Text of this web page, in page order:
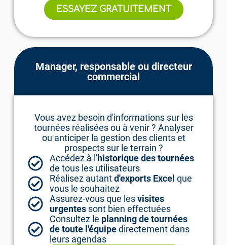
ESSAYEZ GRATUITEMENT
Manager, responsable ou directeur
commercial
Vous avez besoin d'informations sur les
tournées réalisées ou à venir ? Analyser
ou anticiper la gestion des clients et
prospects sur le terrain ?
Accédez à l'historique des tournées
de tous les utilisateurs
Réalisez autantd'exports Excel que
vous le souhaitez
Assurez-vous que lesvisites
urgentessont bien effectuées
Consultez le planning de tournées
de toute l'équipedirectement dans
leurs agendas